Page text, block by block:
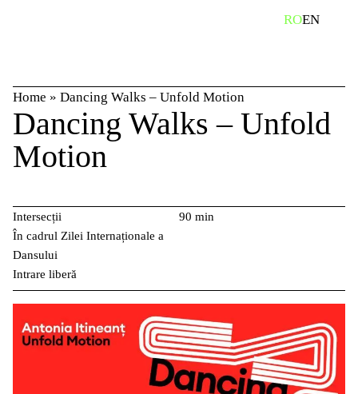
ROEN
Home » Dancing Walks – Unfold Motion
Dancing Walks – Unfold
Motion
Intersecții
În cadrul Zilei Internaționale a
Dansului
Intrare liberă
90 min